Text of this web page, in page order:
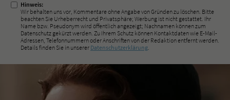
Hinweis:
Wir behalten uns vor, Kommentare ohne Angabe von Gründen zu löschen. Bitte
beachten Sie Urheberrecht und Privatsphäre; Werbung ist nicht gestattet. Ihr
Name bzw. Pseudonym wird öffentlich angezeigt; Nachnamen können zum
Datenschutz gekürzt werden. Zu Ihrem Schutz können Kontaktdaten wie E-Mail-
Adressen, Telefonnummern oder Anschriften von der Redaktion entfernt werden.
Details finden Sie in unserer Datenschutzerklärung.